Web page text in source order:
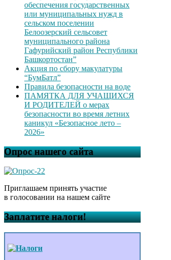
обеспечения государственных
или муниципальных нужд в
сельском поселении
Белоозерский сельсовет
муниципального района
Гафурийский район Республики
Башкортостан”
Акция по сбору макулатуры
“БумБатл”
Правила безопасности на воде
ПАМЯТКА ДЛЯ УЧАЩИХСЯ
И РОДИТЕЛЕЙ о мерах
безопасности во время летних
каникул «Безопасное лето –
2026»
Опрос нашего сайта
Приглашаем принять участие
в голосовании на нашем сайте
Заплатите налоги!